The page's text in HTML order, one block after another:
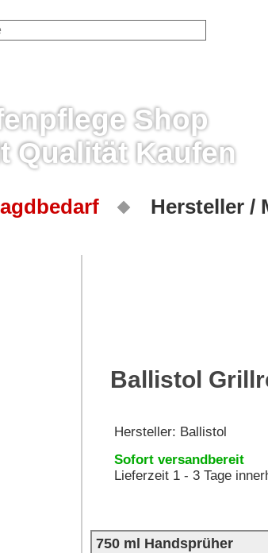
Shop
Qualität Kaufen
Hersteller /
Ballistol
Hersteller: Ballistol
Sofort versandbereit
Lieferzeit 1 - 3 Tage
750 ml Handsprüher